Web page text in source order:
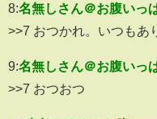
8:名無しさん＠お腹いっ
>>7 おつかれ。いつもあ
9:名無しさん＠お腹いっ
>>7 おつおつ